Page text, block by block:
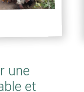
une
et